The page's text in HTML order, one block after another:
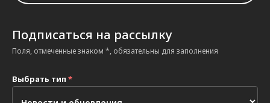
Подписаться на рассылку
Поля, отмеченные знаком *, обязательны для заполнения
Выбрать тип *